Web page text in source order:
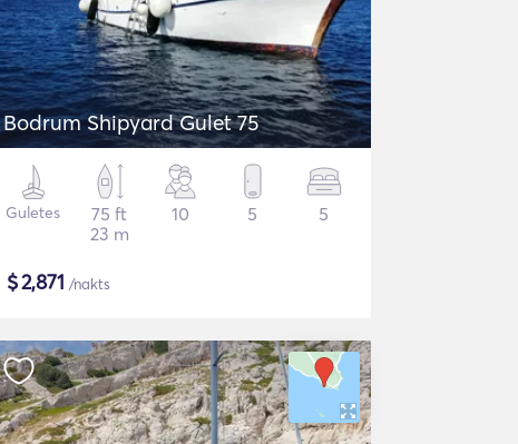
Bodrum Shipyard Gulet 75
Guletes
75 ft
23 m
10 5 5
$2,871 /nakts